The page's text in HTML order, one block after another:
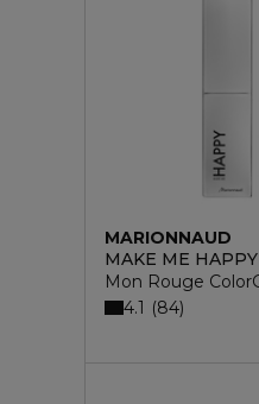
MARIONNAUD
MAKE ME HAPPY
Mon Rouge
4.1 84